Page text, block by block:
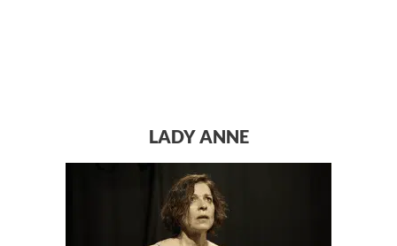
LADY ANNE